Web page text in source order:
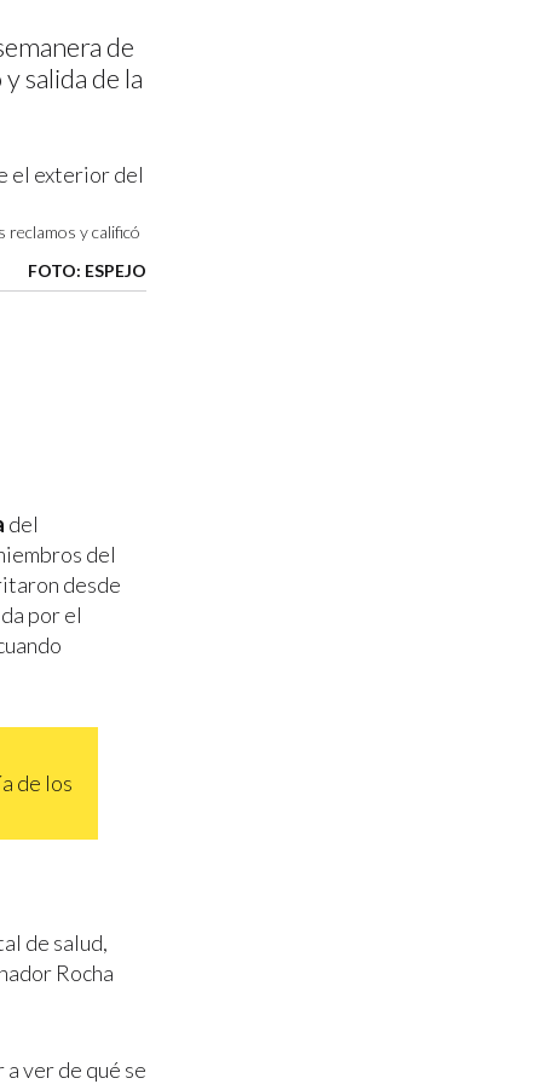
de
salida de la
reclamos y calificó
FOTO: ESPEJO
del
del
desde
por el
de los
de salud,
Rocha
ver de qué se